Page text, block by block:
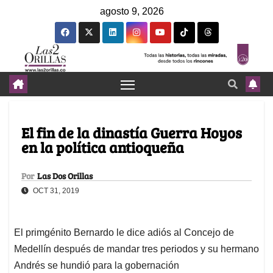
agosto 9, 2026
El fin de la dinastía Guerra Hoyos
en la política antioqueña
Por Las Dos Orillas
OCT 31, 2019
El primgénito Bernardo le dice adiós al Concejo de
Medellín después de mandar tres periodos y su hermano
Andrés se hundió para la gobernación